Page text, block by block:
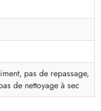
pas de repassage,
de nettoyage à sec